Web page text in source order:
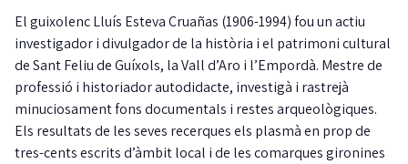
El guixolenc Lluís Esteva Cruañas (1906-1994) fou un actiu
investigador i divulgador de la història i el patrimoni cultural
de Sant Feliu de Guíxols, la Vall d’Aro i l’Empordà. Mestre de
professió i historiador autodidacte, investigà i rastrejà
minuciosament fons documentals i restes arqueològiques.
Els resultats de les seves recerques els plasmà en prop de
tres-cents escrits d’àmbit local i de les comarques gironines